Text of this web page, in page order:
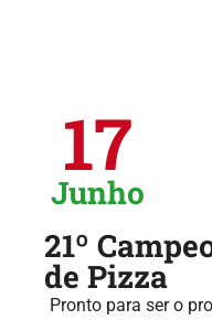
17
Junho
21º
de Pizza
Pronto para ser o